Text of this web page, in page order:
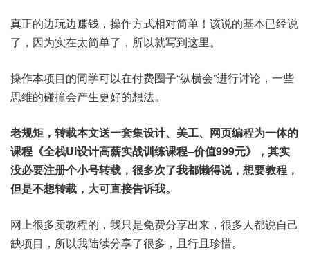
真正的边玩边赚钱，操作方式相对简单！该说的基本已经说
了，因为实在太简单了，所以就写到这里。
操作本项目的同学可以在付费圈子“纵横会”进行讨论，一些
思维的碰撞会产生更好的想法。
老规矩，转载本文送一套集设计、美工、网页编程为一体的
课程《全栈UI设计高薪实战训练课程–价值999元》，其实
没必要注册个小号转载，很多次了我都懒得说，想要教程，
但是不想转载，大可直接告诉我。
网上很多卖教程的，我只是免费分享出来，很多人都说自己
缺项目，所以我陆续分享了很多，且行且珍惜。